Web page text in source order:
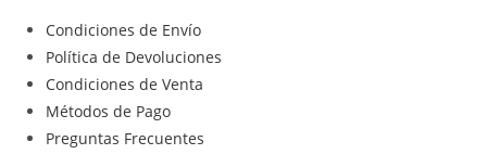
Condiciones de Envío
Política de Devoluciones
Condiciones de Venta
Métodos de Pago
Preguntas Frecuentes